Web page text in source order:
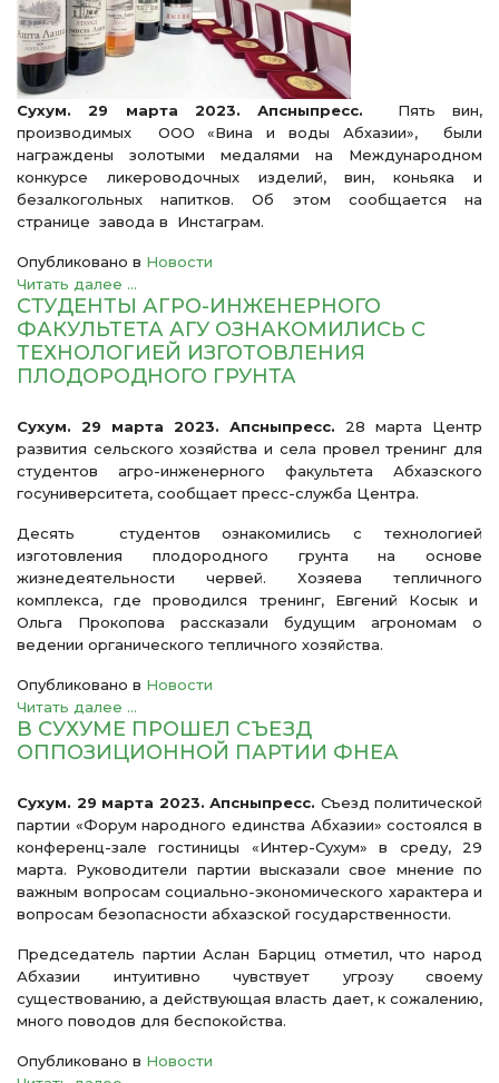
Сухум. 29 марта 2023. Апсныпресс. Пять вин,
производимых ООО «Вина и воды Абхазии», были
награждены золотыми медалями на Международном
конкурсе ликероводочных изделий, вин, коньяка и
безалкогольных напитков. Об этом сообщается на
странице завода в Инстаграм.
Опубликовано в Новости
Читать далее ...
СТУДЕНТЫ АГРО-ИНЖЕНЕРНОГО
ФАКУЛЬТЕТА АГУ ОЗНАКОМИЛИСЬ С
ТЕХНОЛОГИЕЙ ИЗГОТОВЛЕНИЯ
ПЛОДОРОДНОГО ГРУНТА
Сухум. 29 марта 2023. Апсныпресс. 28 марта Центр
развития сельского хозяйства и села провел тренинг для
студентов агро-инженерного факультета Абхазского
госуниверситета, сообщает пресс-служба Центра.
Десять студентов ознакомились с технологией
изготовления плодородного грунта на основе
жизнедеятельности червей. Хозяева тепличного
комплекса, где проводился тренинг, Евгений Косык и
Ольга Прокопова рассказали будущим агрономам о
ведении органического тепличного хозяйства.
Опубликовано в Новости
Читать далее ...
В СУХУМЕ ПРОШЕЛ СЪЕЗД
ОППОЗИЦИОННОЙ ПАРТИИ ФНЕА
Сухум. 29 марта 2023. Апсныпресс. Съезд политической
партии «Форум народного единства Абхазии» состоялся в
конференц-зале гостиницы «Интер-Сухум» в среду, 29
марта. Руководители партии высказали свое мнение по
важным вопросам социально-экономического характера и
вопросам безопасности абхазской государственности.
Председатель партии Аслан Барциц отметил, что народ
Абхазии интуитивно чувствует угрозу своему
существованию, а действующая власть дает, к сожалению,
много поводов для беспокойства.
Опубликовано в Новости